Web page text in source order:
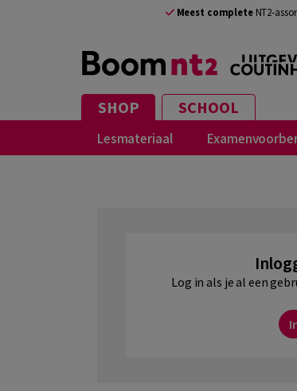
Meest completeNT2-
SHOP SCHOOL
Lesmateriaal
Log in als je al een